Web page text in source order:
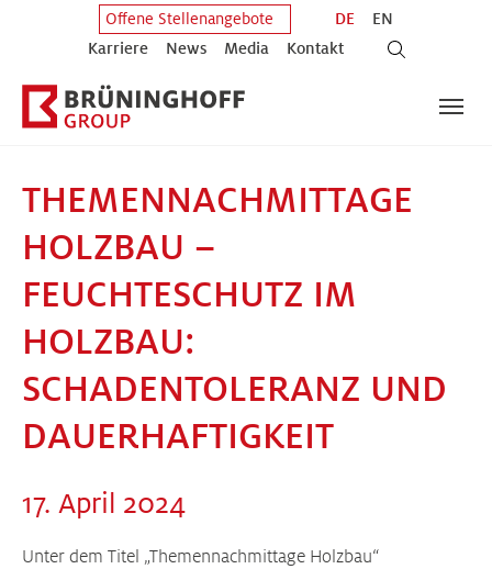
Zum Hauptinhalt springen
Zum Fuß der Seite springen
Offene Stellenangebote
Karriere
News Media Kontakt
DE EN
THEMENNACHMITTAGE
HOLZBAU –
FEUCHTESCHUTZ IM
HOLZBAU:
SCHADENTOLERANZ UND
DAUERHAFTIGKEIT
17. April 2024
Unter dem Titel „Themennachmittage Holzbau“